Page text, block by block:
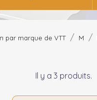
par marque de VTT M
Il y a 3 produits.